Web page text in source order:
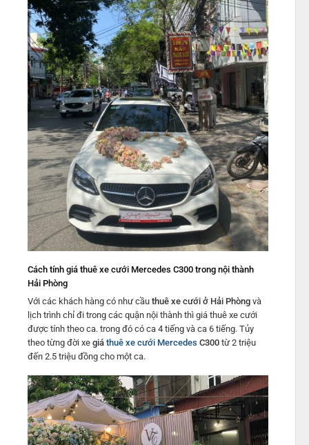
Cách tính giá thuê xe cưới Mercedes C300 trong nội thành
Hải Phòng
Với các khách hàng có như cầu thuê xe cưới ở Hải Phòngvà
lịch trình chỉ đi trong các quận nội thành thì giá thuê xe cưới
được tính theo ca. trong đó có ca 4 tiếng và ca 6 tiếng. Tủy
theo từng đời xe giá thuê xe cưới Mercedes C300từ 2 triệu
đến 2.5 triệu đồng cho một ca.